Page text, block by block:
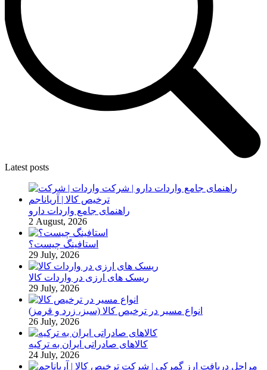
Latest posts
راهنمای جامع واردات دارو
2 August, 2026
استافینگ چیست؟
29 July, 2026
ریسک های ارزی در واردات کالا
29 July, 2026
انواع مسیر در ترخیص کالا (سبز، زرد و قرمز)
26 July, 2026
کالاهای صادراتی ایران به ترکیه
24 July, 2026